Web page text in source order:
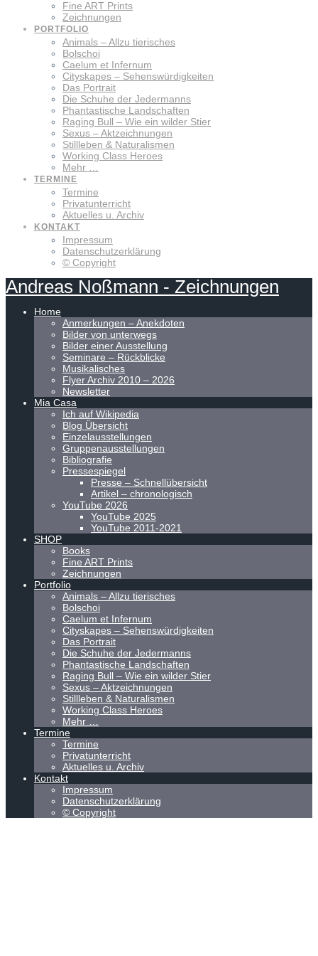
Fine ART Prints
Zeichnungen
PORTFOLIO
Animals – Allzu tierisches
Bolschoi
Caelum et Infernum
Cityskapes – Sehenswürdigkeiten
Das Portrait
Die Schuhe der Jedermanns
Phantastische Landschaften
Raging Bull – Wie ein wilder Stier
Sexus – Aktzeichnungen
Stillleben & Naturalismen
Working Class Heroes
Mehr …
TERMINE
Termine
Privatunterricht
Aktuelles u. Archiv
KONTAKT
Impressum
Datenschutzerklärung
© Copyright
Andreas Noßmann - Zeichnungen
Home
Anmerkungen – Anekdoten
Bilder von unterwegs
Bilder einer Ausstellung
Seminare – Rückblicke
Musikalisches
Flyer Archiv 2010 – 2026
Newsletter
Mia Casa
Ich auf Wikipedia
Blog Übersicht
Einzelausstellungen
Gruppenausstellungen
Bibliografie
Pressespiegel
Presse – Schnellübersicht
Artikel – chronologisch
YouTube 2026
YouTube 2025
YouTube 2011-2021
SHOP
Books
Fine ART Prints
Zeichnungen
Portfolio
Animals – Allzu tierisches
Bolschoi
Caelum et Infernum
Cityskapes – Sehenswürdigkeiten
Das Portrait
Die Schuhe der Jedermanns
Phantastische Landschaften
Raging Bull – Wie ein wilder Stier
Sexus – Aktzeichnungen
Stillleben & Naturalismen
Working Class Heroes
Mehr …
Termine
Termine
Privatunterricht
Aktuelles u. Archiv
Kontakt
Impressum
Datenschutzerklärung
© Copyright